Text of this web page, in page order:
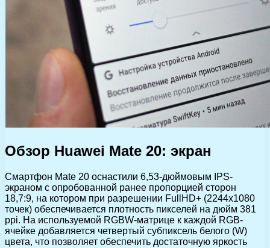
Обзор Huawei Mate 20: экран
Смартфон Mate 20 оснастили 6,53-дюймовым IPS-
экраном c опробованной ранее пропорцией сторон
18,7:9, на котором при разрешении FullHD+ (2244х1080
точек) обеспечивается плотность пикселей на дюйм 381
ppi. На используемой RGBW-матрице к каждой RGB-
ячейке добавляется четвертый субпиксель белого (W)
цвета, что позволяет обеспечить достаточную яркость